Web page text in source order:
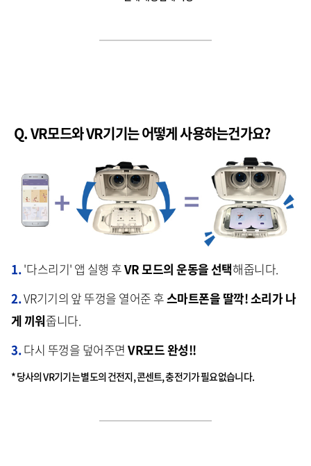
Q. VR모드와VR기기는 어떻게 사용하는건가요?
1.'다스리기' 앱 실행 후VR 모드의 운동을 선택해줍니다.
2.VR기기의 앞 뚜껑을 열어준 후스마트폰을 딸깍! 소리가 나
게 끼워줍니다.
3.다시 뚜껑을 덮어주면VR모드 완성!!
* 당사의 VR기기는 별도의 건전지, 콘센트, 충전기가 필요없습니다.